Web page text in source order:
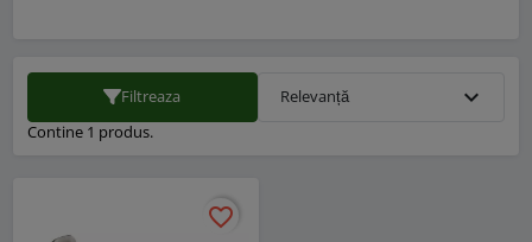
Contine 1 produs.
Filtreaza Relevanță expand_more
favorite_border
favorite_border